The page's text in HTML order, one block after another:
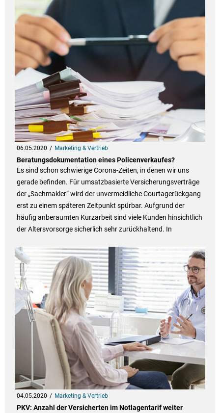
06.05.2020 Marketing & Vertrieb
Beratungsdokumentation eines Policenverkaufes?
Es sind schon schwierige Corona-Zeiten, in denen wir uns
gerade befinden. Für umsatzbasierte Versicherungsverträge
der „Sachmakler“ wird der unvermeidliche Courtagerückgang
erst zu einem späteren Zeitpunkt spürbar. Aufgrund der
häufig anberaumten Kurzarbeit sind viele Kunden hinsichtlich
der Altersvorsorge sicherlich sehr zurückhaltend. In
04.05.2020 Marketing & Vertrieb
PKV: Anzahl der Versicherten im Notlagentarif weiter